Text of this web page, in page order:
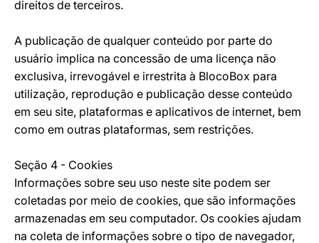
direitos de terceiros.
A publicação de qualquer conteúdo por parte do
usuário implica na concessão de uma licença não
exclusiva, irrevogável e irrestrita à BlocoBox para
utilização, reprodução e publicação desse conteúdo
em seu site, plataformas e aplicativos de internet, bem
como em outras plataformas, sem restrições.
Seção 4 - Cookies
Informações sobre seu uso neste site podem ser
coletadas por meio de cookies, que são informações
armazenadas em seu computador. Os cookies ajudam
na coleta de informações sobre o tipo de navegador,